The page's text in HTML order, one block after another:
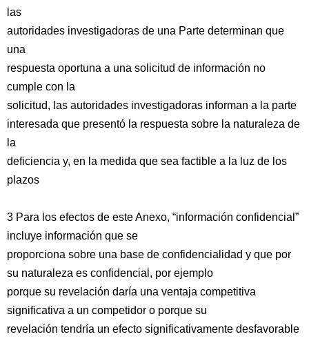
las
autoridades investigadoras de una Parte determinan que
una
respuesta oportuna a una solicitud de información no
cumple con la
solicitud, las autoridades investigadoras informan a la parte
interesada que presentó la respuesta sobre la naturaleza de
la
deficiencia y, en la medida que sea factible a la luz de los
plazos
3 Para los efectos de este Anexo, “información confidencial”
incluye información que se
proporciona sobre una base de confidencialidad y que por
su naturaleza es confidencial, por ejemplo
porque su revelación daría una ventaja competitiva
significativa a un competidor o porque su
revelación tendría un efecto significativamente desfavorable